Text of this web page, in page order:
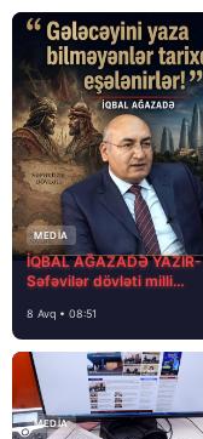
MEDİA
İQBAL AĞAZADƏ YAZIR-
Səfəvilər dövləti milli
8 Avq • 08:51
MEDİA